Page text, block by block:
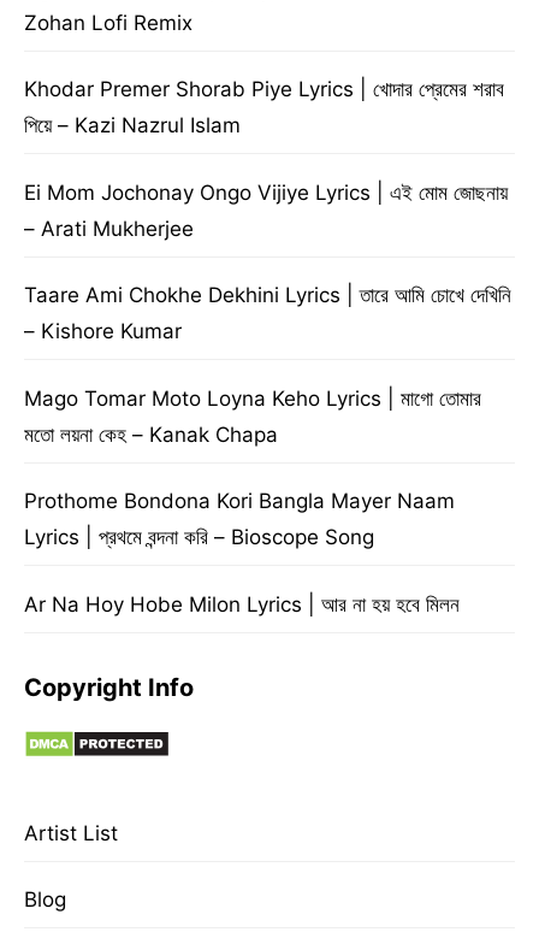
Zohan Lofi Remix
Khodar Premer Shorab Piye Lyrics | খোদার প্রেমের শরাব
পিয়ে – Kazi Nazrul Islam
Ei Mom Jochonay Ongo Vijiye Lyrics | এই মোম জোছনায়
– Arati Mukherjee
Taare Ami Chokhe Dekhini Lyrics | তারে আমি চোখে দেখিনি
– Kishore Kumar
Mago Tomar Moto Loyna Keho Lyrics | মাগো তোমার
মতো লয়না কেহ – Kanak Chapa
Prothome Bondona Kori Bangla Mayer Naam
Lyrics | প্রথমে বন্দনা করি – Bioscope Song
Ar Na Hoy Hobe Milon Lyrics | আর না হয় হবে মিলন
Copyright Info
Artist List
Blog